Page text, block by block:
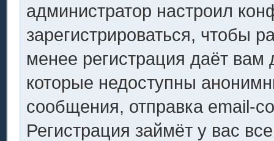
администратор настроил
зарегистрироваться, чтобы
менее регистрация даёт
которые недоступны
сообщения, отправка email-
Регистрация займёт у вас